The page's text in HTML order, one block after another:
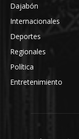
Dajabón
Internacionales
Deportes
Regionales
Política
Entretenimiento